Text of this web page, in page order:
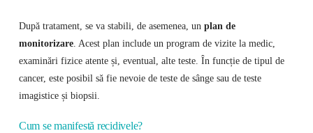
După tratament, se va stabili, de asemenea, un plan de
monitorizare. Acest plan include un program de vizite la medic,
examinări fizice atente și, eventual, alte teste. În funcție de tipul de
cancer, este posibil să fie nevoie de teste de sânge sau de teste
imagistice și biopsii.
Cum se manifestă recidivele?